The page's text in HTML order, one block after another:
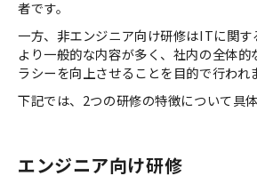
者です。
一方、非エンジニア向け研修はITに関す
より一般的な内容が多く、社内の全体
ラシーを向上させることを目的で行われ
下記では、2つの研修の特徴について具
エンジニア向け研修